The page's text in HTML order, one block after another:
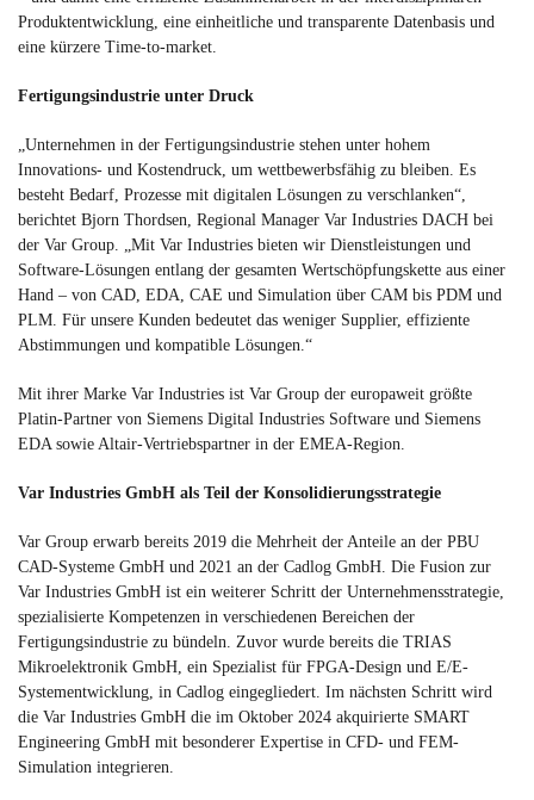
Produktentwicklung, eine einheitliche und transparente Datenbasis und
eine kürzere Time-to-market.
Fertigungsindustrie unter Druck
„Unternehmen in der Fertigungsindustrie stehen unter hohem
Innovations- und Kostendruck, um wettbewerbsfähig zu bleiben. Es
besteht Bedarf, Prozesse mit digitalen Lösungen zu verschlanken“,
berichtet Bjorn Thordsen, Regional Manager Var Industries DACH bei
der Var Group. „Mit Var Industries bieten wir Dienstleistungen und
Software-Lösungen entlang der gesamten Wertschöpfungskette aus einer
Hand – von CAD, EDA, CAE und Simulation über CAM bis PDM und
PLM. Für unsere Kunden bedeutet das weniger Supplier, effiziente
Abstimmungen und kompatible Lösungen.“
Mit ihrer Marke Var Industries ist Var Group der europaweit größte
Platin-Partner von Siemens Digital Industries Software und Siemens
EDA sowie Altair-Vertriebspartner in der EMEA-Region.
Var Industries GmbH als Teil der Konsolidierungsstrategie
Var Group erwarb bereits 2019 die Mehrheit der Anteile an der PBU
CAD-Systeme GmbH und 2021 an der Cadlog GmbH. Die Fusion zur
Var Industries GmbH ist ein weiterer Schritt der Unternehmensstrategie,
spezialisierte Kompetenzen in verschiedenen Bereichen der
Fertigungsindustrie zu bündeln. Zuvor wurde bereits die TRIAS
Mikroelektronik GmbH, ein Spezialist für FPGA-Design und E/E-
Systementwicklung, in Cadlog eingegliedert. Im nächsten Schritt wird
die Var Industries GmbH die im Oktober 2024 akquirierte SMART
Engineering GmbH mit besonderer Expertise in CFD- und FEM-
Simulation integrieren.